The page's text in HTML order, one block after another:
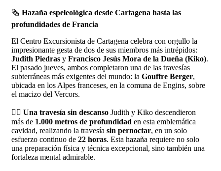
🗞️ Hazaña espeleológica desde Cartagena hasta las
profundidades de Francia
El Centro Excursionista de Cartagena celebra con orgullo la
impresionante gesta de dos de sus miembros más intrépidos:
Judith Piedras y Francisco Jesús Mora de la Dueña (Kiko).
El pasado jueves, ambos completaron una de las travesías
subterráneas más exigentes del mundo: la Gouffre Berger,
ubicada en los Alpes franceses, en la comuna de Engins, sobre
el macizo del Vercors.
🧗‍♀️ Una travesía sin descanso Judith y Kiko descendieron
más de 1.000 metros de profundidad en esta emblemática
cavidad, realizando la travesía sin pernoctar, en un solo
esfuerzo continuo de 22 horas. Esta hazaña requiere no solo
una preparación física y técnica excepcional, sino también una
fortaleza mental admirable.